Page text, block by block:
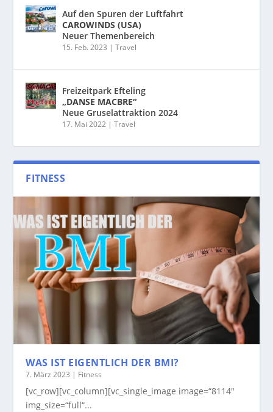
Auf den Spuren der Luftfahrt
CAROWINDS (USA)
Neuer Themenbereich
15. Feb. 2023 |Travel
Freizeitpark Efteling
„DANSE MACBRE“
Neue Gruselattraktion 2024
17. Mai 2022 |Travel
FITNESS
WAS IST EIGENTLICH DER BMI?
7. März 2023 | Fitness
[vc_row][vc_column][vc_single_image image=“8114″
img_size=“full“...